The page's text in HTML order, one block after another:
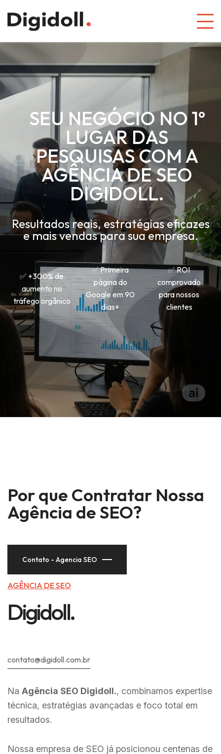
SEU NEGÓCIO NO 1º
LUGAR DAS
PESQUISAS COM A
AGÊNCIA DE SEO
DIGIDOLL.
Resultados reais, estratégias eficazes
e mais vendas para sua empresa.
✅ +300% de
aumento no
tráfego orgânico
✅ Primeira
página do
Google em 90
dias+
✅ ROI
comprovado
para nossos
clientes
Por que Contratar Nossa
Agência de SEO?
Contato - Agencia SEO
AGÊNCIA DE SEO
Digidoll.
contato@digidoll.com.br
Na Agência SEO Digidoll., combinamos expertise
técnica, estratégias avançadas e foco total em
resultados.
Nossa empresa de SEO já posicionou centenas de